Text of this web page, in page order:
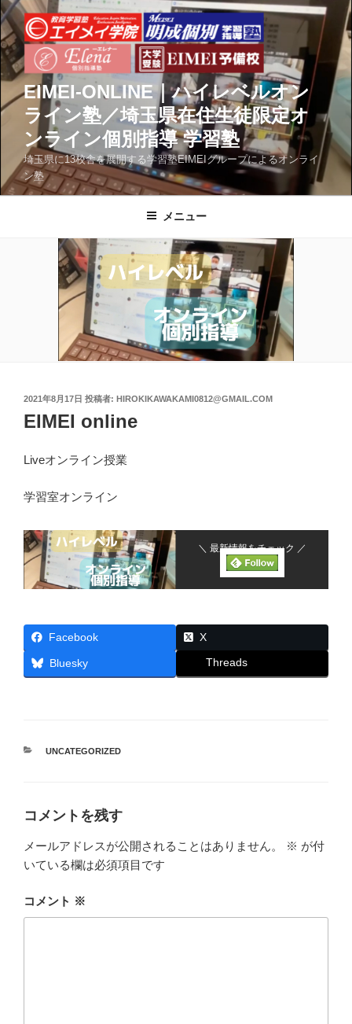
コ
ン
テ
ン
ツ
へ
プ
EIMEI-ONLINE｜ハイレベルオン
ライン塾／埼玉県在住生徒限定オ
ンライン個別指導 学習塾
埼玉県に13校舎を展開する学習塾EIMEIグループによるオンライ
ン塾
メニュー
投
稿
日:
2021年8月17日 投稿者: HIROKIKAWAKAMI0812@GMAIL.COM
EIMEI online
Liveオンライン授業
学習室オンライン
＼ 最新情報をチェック ／
Facebook X
Bluesky Threads
カ
UNCATEGORIZED
コメントを残す
メールアドレスが公開されることはありません。 ※ が付
いている欄は必須項目です
コメント ※